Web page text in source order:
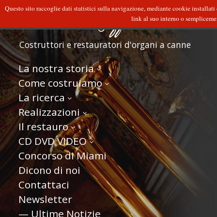
Costruttori e restauratori d'organi a canne
La nostra storia
Come costruiamo
La ricerca
Realizzazioni
Il restauro
CD DVD VIDEO
Concorso di Miami
Dicono di noi
Contattaci
Newsletter
— Ultime Notizie
Questo sito raccoglie dati statistici sulla navigazione, mediante cookie
link al suo interno o